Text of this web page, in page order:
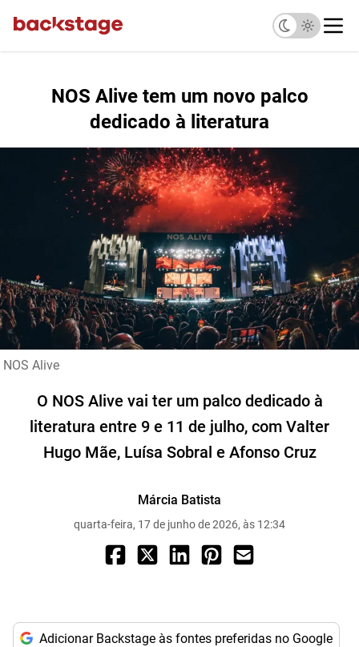
NOS Alive tem um novo palco
dedicado à literatura
NOS Alive
O NOS Alive vai ter um palco dedicado à
literatura entre 9 e 11 de julho, com Valter
Hugo Mãe, Luísa Sobral e Afonso Cruz
Márcia Batista
quarta-feira, 17 de junho de 2026, às 12:34
Adicionar Backstage às fontes preferidas no Google